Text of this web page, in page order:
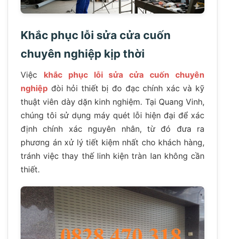
Khắc phục lỗi sửa cửa cuốn
chuyên nghiệp kịp thời
Việc khắc phục lỗi sửa cửa cuốn chuyên
nghiệp đòi hỏi thiết bị đo đạc chính xác và kỹ
thuật viên dày dặn kinh nghiệm. Tại Quang Vinh,
chúng tôi sử dụng máy quét lỗi hiện đại để xác
định chính xác nguyên nhân, từ đó đưa ra
phương án xử lý tiết kiệm nhất cho khách hàng,
tránh việc thay thế linh kiện tràn lan không cần
thiết.